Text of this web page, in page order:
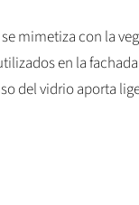
mimetiza con la
en la
del vidrio aporta